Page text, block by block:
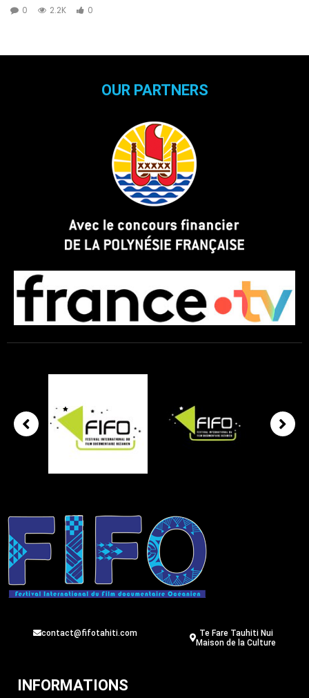
0 2.2K 0
OUR PARTNERS
contact@fifotahiti.com
Te Fare Tauhiti Nui
Maison de la Culture
INFORMATIONS